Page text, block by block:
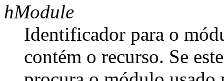
hModule
Identificador para o
contém o recurso. Se